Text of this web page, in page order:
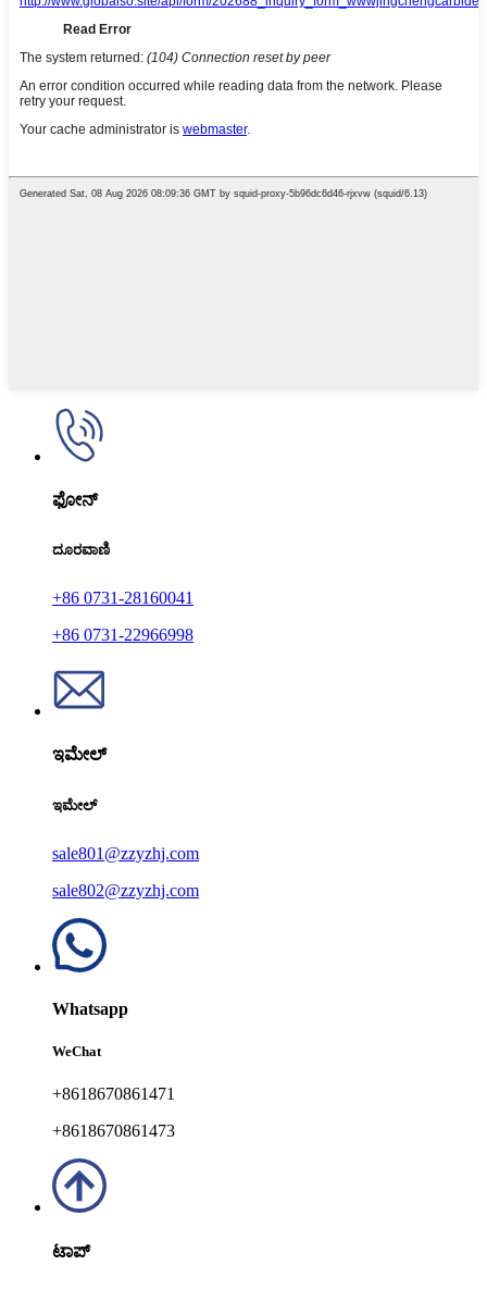
ಫೋನ್
ದೂರವಾಣಿ
+86 0731-28160041
+86 0731-22966998
ಇಮೇಲ್
ಇಮೇಲ್
sale801@zzyzhj.com
sale802@zzyzhj.com
Whatsapp
WeChat
+8618670861471
+8618670861473
ಟಾಪ್